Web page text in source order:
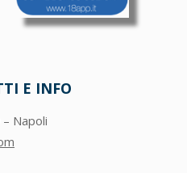
E INFO
Napoli